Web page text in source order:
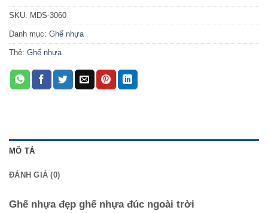
SKU: MDS-3060
Danh mục: Ghế nhựa
Thẻ: Ghế nhựa
MÔ TẢ
ĐÁNH GIÁ (0)
Ghế nhựa đẹp ghế nhựa đúc ngoài trời